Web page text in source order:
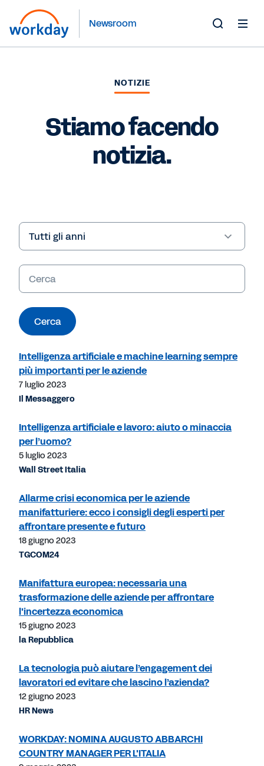
Newsroom
NOTIZIE
Stiamo facendo
notizia.
Year
Parole
chiave
Cerca
Intelligenza artificiale e machine learning sempre
più importanti per le aziende
7 luglio 2023
Il Messaggero
Intelligenza artificiale e lavoro: aiuto o minaccia
per l’uomo?
5 luglio 2023
Wall Street Italia
Allarme crisi economica per le aziende
manifatturiere: ecco i consigli degli esperti per
affrontare presente e futuro
18 giugno 2023
TGCOM24
Manifattura europea: necessaria una
trasformazione delle aziende per affrontare
l'incertezza economica
15 giugno 2023
la Repubblica
La tecnologia può aiutare l’engagement dei
lavoratori ed evitare che lascino l’azienda?
12 giugno 2023
HR News
WORKDAY: NOMINA AUGUSTO ABBARCHI
COUNTRY MANAGER PER L'ITALIA